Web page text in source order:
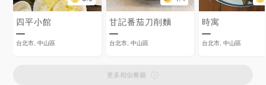
四平小館
台北市, 中山區
甘記番茄刀削麵
台北市, 中山區
時寓
台北市, 中山區
更多相似餐廳